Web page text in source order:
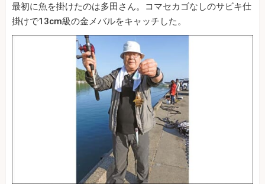
最初に魚を掛けたのは多田さん。コマセカゴなしのサビキ仕
掛けで13cm級の金メバルをキャッチした。